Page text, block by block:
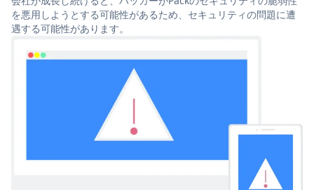
を悪用しようとする可能性があるため、セキュリティの問題に遭
遇する可能性があります。